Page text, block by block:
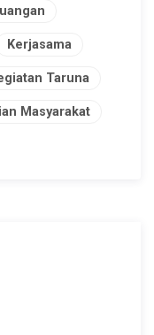
Kerjasama
Taruna
Masyarakat